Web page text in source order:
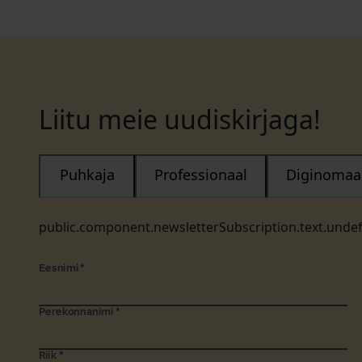
Liitu meie uudiskirjaga!
Puhkaja Professionaal
Eesnimi *
Perekonnanimi *
Riik *